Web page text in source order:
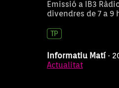
Informatiu Matí - 8h
Informatiu Matí - 7h
28/07/2026
Emissió a IB3
divendres de 7 a 9
Informatiu Matí ·
Actualitat